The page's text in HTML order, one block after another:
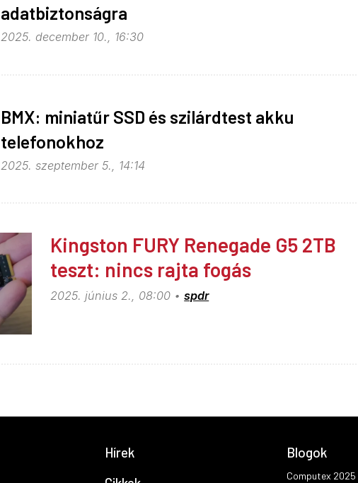
adatbiztonságra
2025. december 10., 16:30
BMX: miniatűr SSD és szilárdtest akku
telefonokhoz
2025. szeptember 5., 14:14
Kingston FURY Renegade G5 2TB
teszt: nincs rajta fogás
2025. június 2., 08:00 spdr
Hírek
Blogok
Computex 2025